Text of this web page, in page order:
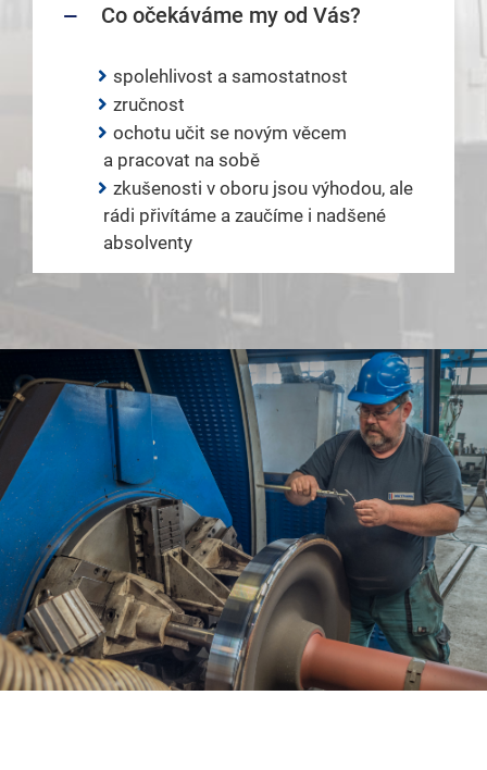
Co očekáváme my od Vás?
spolehlivost a samostatnost
zručnost
ochotu učit se novým věcem
a pracovat na sobě
zkušenosti v oboru jsou výhodou, ale
rádi přivítáme a zaučíme i nadšené
absolventy